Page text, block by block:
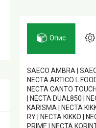
Опис
SAECO AMBRA |
NECTA ARTICO L
NECTA CANTO
| NECTA DUAL850 |
KARISMA | NECTA
RY | NECTA KIKKO |
PRIME | NECTA